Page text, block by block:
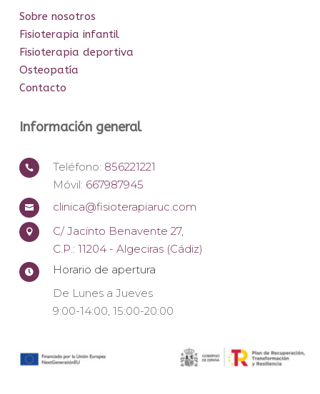
Sobre nosotros
Fisioterapia infantil
Fisioterapia deportiva
Osteopatía
Contacto
Información general
 Teléfono: 856221221
Móvil: 667987945
 clinica@fisioterapiaruc.com

C/ Jacinto Benavente 27,
C.P.: 11204 - Algeciras (Cádiz)

Horario de apertura
De Lunes a Jueves
9:00-14:00, 15:00-20:00